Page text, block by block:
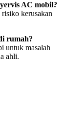
AC mobil?
kerusakan
rumah?
untuk masalah
ahli.